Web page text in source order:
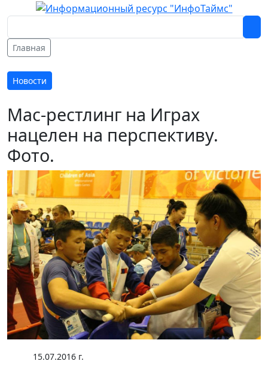
Главная
Новости
Мас-рестлинг на Играх
нацелен на перспективу.
Фото.
15.07.2016 г.